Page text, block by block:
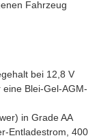
Fahrzeug
bei 12,8 V
Blei-Gel-AGM-
in Grade AA
Entladestrom, 400